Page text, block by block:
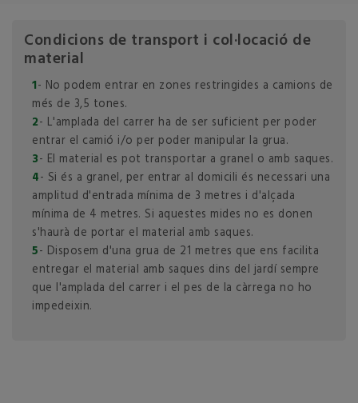
Condicions de transport i col·locació de
material
1- No podem entrar en zones restringides a camions de
més de 3,5 tones.
2- L'amplada del carrer ha de ser suficient per poder
entrar el camió i/o per poder manipular la grua.
3- El material es pot transportar a granel o amb saques.
4- Si és a granel, per entrar al domicili és necessari una
amplitud d'entrada mínima de 3 metres i d'alçada
mínima de 4 metres. Si aquestes mides no es donen
s'haurà de portar el material amb saques.
5- Disposem d'una grua de 21 metres que ens facilita
entregar el material amb saques dins del jardí sempre
que l'amplada del carrer i el pes de la càrrega no ho
impedeixin.